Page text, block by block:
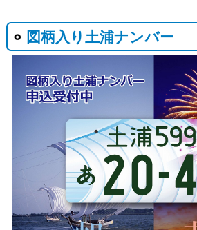
図柄入り土浦ナンバー